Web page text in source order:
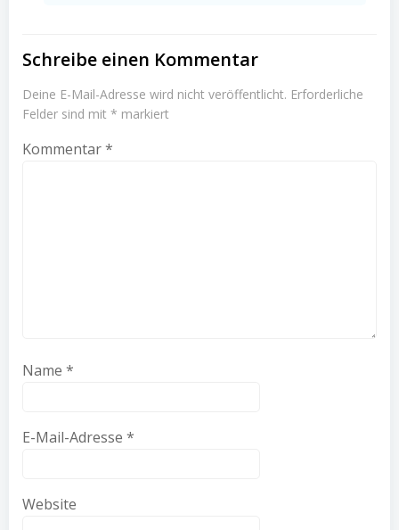
Schreibe einen Kommentar
Deine E-Mail-Adresse wird nicht veröffentlicht. Erforderliche
Felder sind mit * markiert
Kommentar*
Name *
E-Mail-Adresse *
Website